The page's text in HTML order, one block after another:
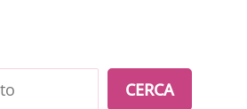
CERCA